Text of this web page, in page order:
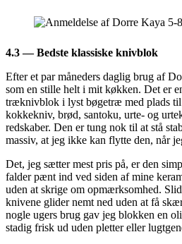
4.3 — Bedste klassiske knivblok
Efter et par måneders daglig brug af
som en stille helt i mit køkken. Det er
træknivblok i lyst bøgetræ med plads til
kokkekniv, brød, santoku, urte- og
redskaber. Den er tung nok til at stå
massiv, at jeg ikke kan flytte den, når
Det, jeg sætter mest pris på, er den
falder pænt ind ved siden af mine
uden at skrige om opmærksomhed.
knivene glider nemt ned uden at få
nogle ugers brug gav jeg blokken en
stadig frisk ud uden pletter eller